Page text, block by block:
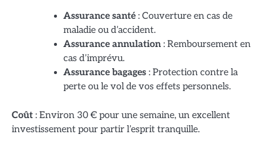
Assurance santé : Couverture en cas de
maladie ou d’accident.
Assurance annulation : Remboursement en
cas d’imprévu.
Assurance bagages : Protection contre la
perte ou le vol de vos effets personnels.
Coût : Environ 30 € pour une semaine, un excellent
investissement pour partir l’esprit tranquille.